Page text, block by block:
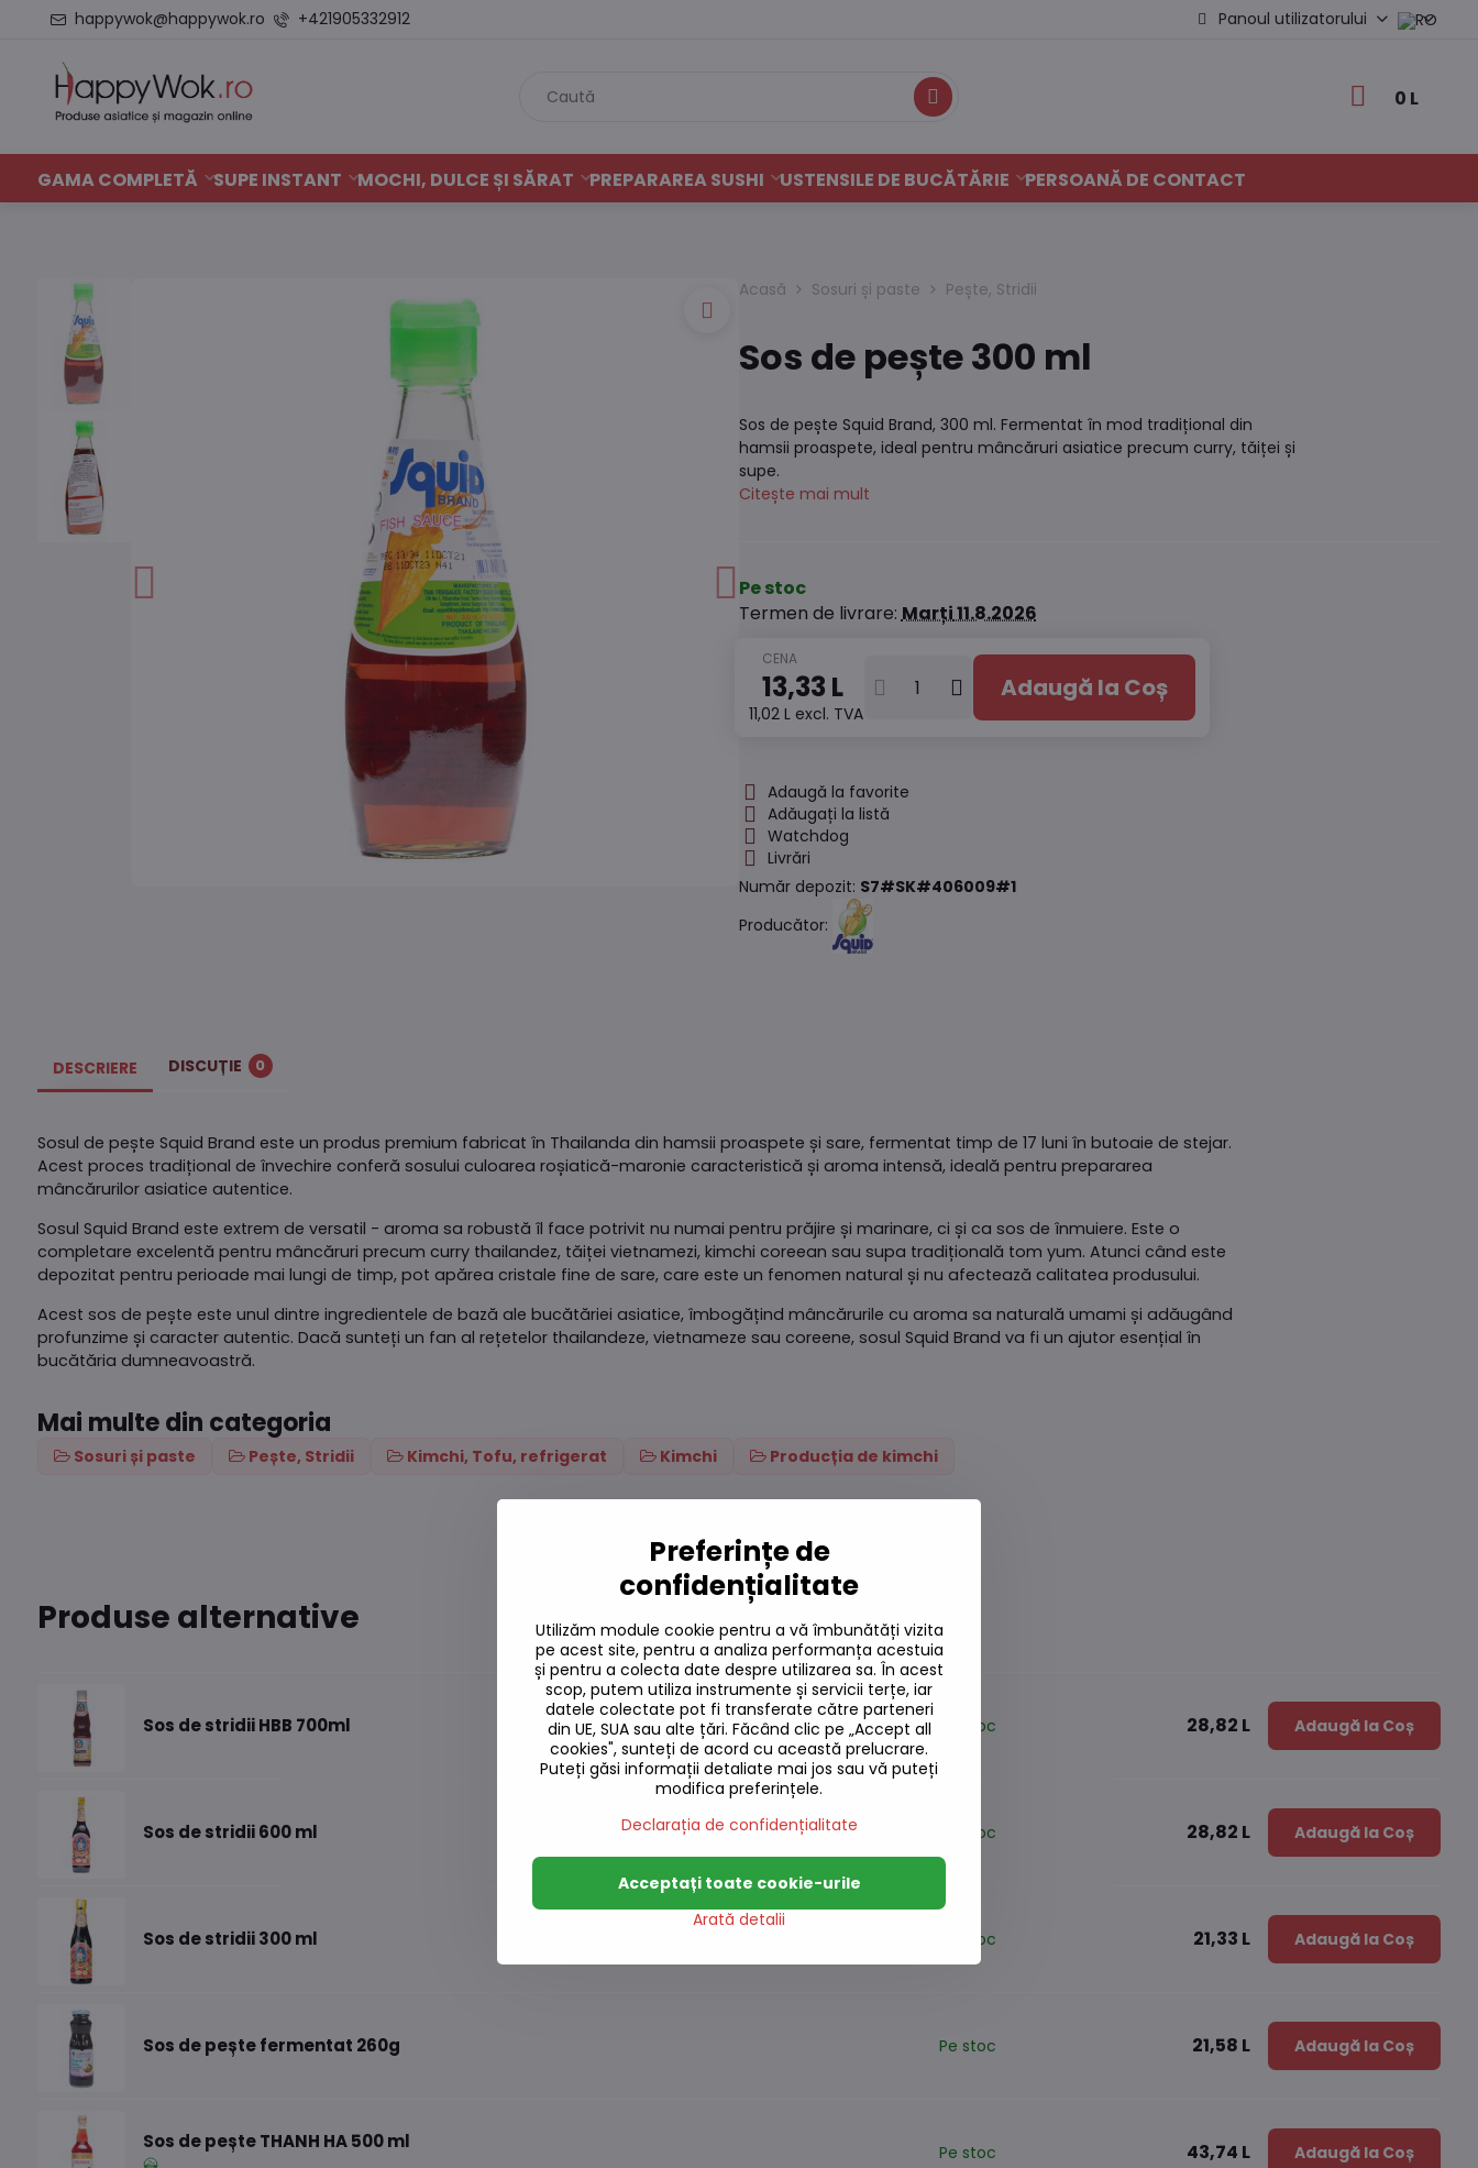
happywok@happywok.ro +421905332912 Panoul utilizatorului
Caută 0 L
GAMA COMPLETĂ SUPE INSTANT MOCHI, DULCE ȘI SĂRAT PREPARAREA SUSHI USTENSILE DE BUCĂTĂRIE PERSOANĂ DE CONTACT
Acasă Sosuri și paste Pește, Stridii
Sos de pește 300 ml
Sos de pește Squid Brand, 300 ml. Fermentat în mod tradițional din
hamsii proaspete, ideal pentru mâncăruri asiatice precum curry, tăiței și
supe.
Citește mai mult
Pe stoc
Termen de livrare:Marți11.8.2026
13,33 L
11,02 L excl. TVA
Adaugă la Coș
Adaugă la favorite
Adăugați la listă
Watchdog
Livrări
Număr depozit: S7#SK#406009#1
Producător:
DESCRIERE DISCUȚIE 0
Sosul de pește Squid Brand este un produs premium fabricat în Thailanda din hamsii proaspete și sare, fermentat timp de 17 luni în butoaie de stejar.
Acest proces tradițional de învechire conferă sosului culoarea roșiatică-maronie caracteristică și aroma intensă, ideală pentru prepararea
mâncărurilor asiatice autentice.
Sosul Squid Brand este extrem de versatil - aroma sa robustă îl face potrivit nu numai pentru prăjire și marinare, ci și ca sos de înmuiere. Este o
completare excelentă pentru mâncăruri precum curry thailandez, tăiței vietnamezi, kimchi coreean sau supa tradițională tom yum. Atunci când este
depozitat pentru perioade mai lungi de timp, pot apărea cristale fine de sare, care este un fenomen natural și nu afectează calitatea produsului.
Acest sos de pește este unul dintre ingredientele de bază ale bucătăriei asiatice, îmbogățind mâncărurile cu aroma sa naturală umami și adăugând
profunzime și caracter autentic. Dacă sunteți un fan al rețetelor thailandeze, vietnameze sau coreene, sosul Squid Brand va fi un ajutor esențial în
bucătăria dumneavoastră.
Mai multe din categoria
Sosuri și paste Pește, Stridii Kimchi, Tofu, refrigerat Kimchi Producția de kimchi
Produse alternative
Sos de stridii HBB 700ml Pe stoc 28,82 L Adaugă la Coș
Sos de stridii 600 ml Pe stoc 28,82 L Adaugă la Coș
Sos de stridii 300 ml Pe stoc 21,33 L Adaugă la Coș
Sos de pește fermentat 260g Pe stoc 21,58 L Adaugă la Coș
Sos de pește THANH HA 500 ml Pe stoc 43,74 L Adaugă la Coș
Preferințe de
confidențialitate
Utilizăm module cookie pentru a vă îmbunătăți vizita
pe acest site, pentru a analiza performanța acestuia
și pentru a colecta date despre utilizarea sa. În acest
scop, putem utiliza instrumente și servicii terțe, iar
datele colectate pot fi transferate către parteneri
din UE, SUA sau alte țări. Făcând clic pe „Accept all
cookies", sunteți de acord cu această prelucrare.
Puteți găsi informații detaliate mai jos sau vă puteți
modifica preferințele.
Declarația de confidențialitate
Arată detalii
Acceptați toate cookie-urile